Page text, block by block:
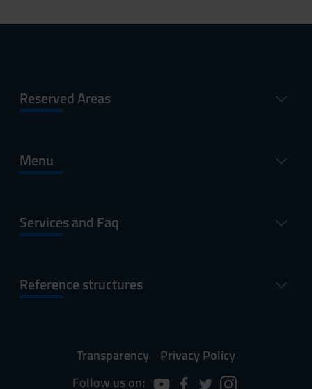
Reserved Areas
Menu
Services and Faq
Reference structures
Transparency
Privacy Policy
Follow us on: